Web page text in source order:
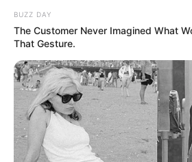
16:45 / 05 Avqust 2026
“İsrailə dedik ki, etdiyiniz
BUZZ DAY
The Customer Never Imagined What
That Gesture.